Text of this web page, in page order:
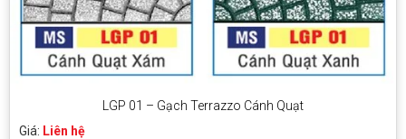
LGP 01 – Gạch Terrazzo Cánh Quạt
Giá: Liên hệ